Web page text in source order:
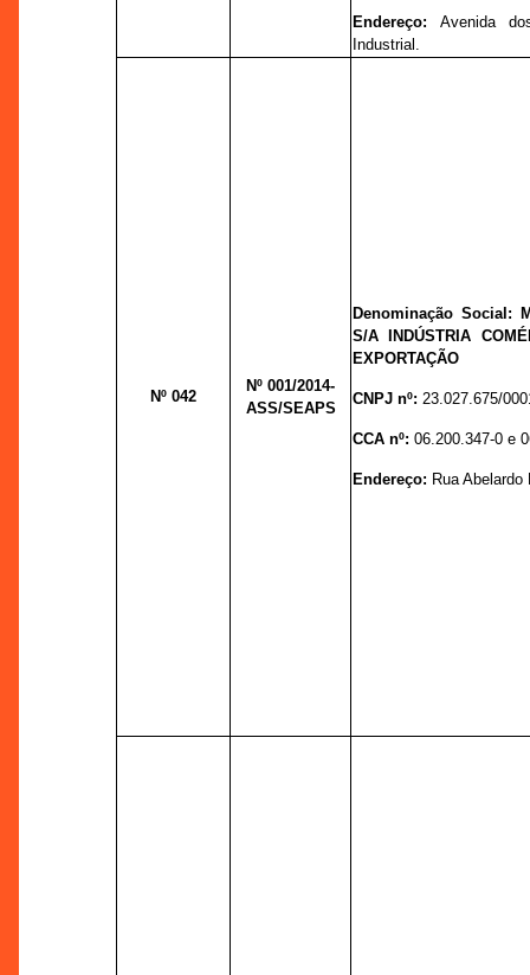
Endereço: Avenida
Industrial.
Nº 042
Nº 001/2014-
ASS/SEAPS
Denominação Social:
S/A INDÚSTRIA
EXPORTAÇÃO
CNPJ nº:23.027.675/
CCA nº:06.200.347-0 e
Endereço: Rua